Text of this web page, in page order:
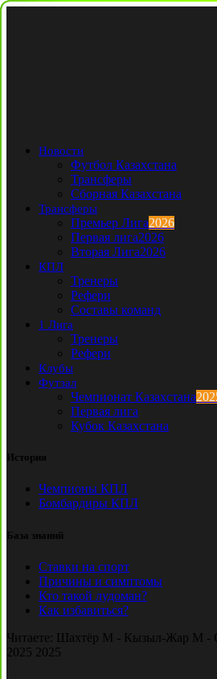
Новости
Футбол Казахстана
Трансферы
Сборная Казахстана
Трансферы
Премьер Лига2026
Первая лига2026
Вторая Лига2026
КПЛ
Тренеры
Рефери
Составы команд
1 Лига
Тренеры
Рефери
Клубы
Футзал
Чемпионат Казахстана
Первая лига
Кубок Казахстана
История
Чемпионы КПЛ
Бомбардиры КПЛ
База знаний
Ставки на спорт
Причины и симптомы
Кто такой лудоман?
Как избавиться?
Читаете: Шахтёр М - Кызыл-Жар М -
2025 2025